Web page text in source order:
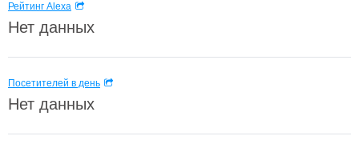
Рейтинг Alexa
Нет данных
Посетителей в день
Нет данных